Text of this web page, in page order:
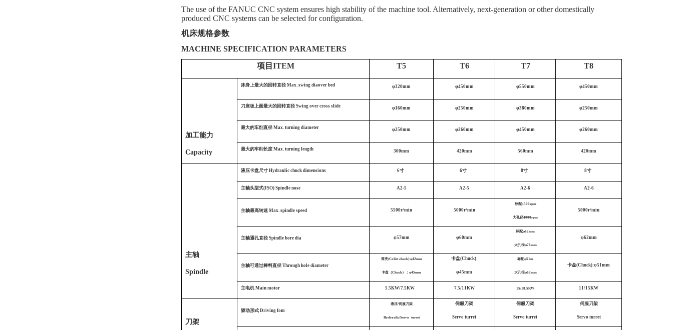
The use of the FANUC CNC system ensures high stability of the machine tool. Alternatively, next-generation or other domestically
produced CNC systems can be selected for configuration.
机床规格参数
MACHINE SPECIFICATION PARAMETERS
项目ITEM
T5 T6 T7 T8
加工能力
Capacity
床身上最大的回转直径 Max. swing diaover bed φ320mm φ450mm φ550mm φ450mm
刀座板上面最大的回转直径 Swing over cross slide φ160mm φ250mm φ380mm φ250mm
最大的车削直径 Max. turning diameter φ250mm φ260mm φ450mm φ260mm
最大的车削长度 Max. turning length 300mm 420mm 560mm 420mm
主轴
Spindle
液压卡盘尺寸 Hydraulic chuck dimensions 6寸 6寸 8寸 8寸
主轴头型式(ISO) Spindle nose A2-5 A2-5 A2-6 A2-6
主轴最高转速 Max. spindle speed 5500r/min 5000r/min
标配4500rpm
大孔径4000rpm
5000r/min
主轴通孔直径 Spindle bore dia φ57mm φ60mm
标配φ62mm
大孔径φ76mm
φ62mm
主轴可通过棒料直径 Through hole diameter
筒夹(Collet chuck):φ42mm
卡盘（Chuck）：φ45mm
卡盘(Chuck):
φ45mm
标配φ51m
大孔径φ62mm
卡盘(Chuck):φ51mm
主电机 Main motor 5.5KW/7.5KW 7.5/11KW 15/18.5KW 11/15KW
刀架
驱动形式 Driving fom
液压/伺服刀架
Hydraulic/Servo turret
伺服刀架
Servo turret
伺服刀架
Servo turret
伺服刀架
Servo turret